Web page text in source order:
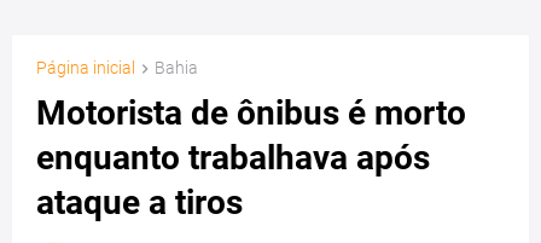
Página inicial Bahia
Motorista de ônibus é morto
enquanto trabalhava após
ataque a tiros